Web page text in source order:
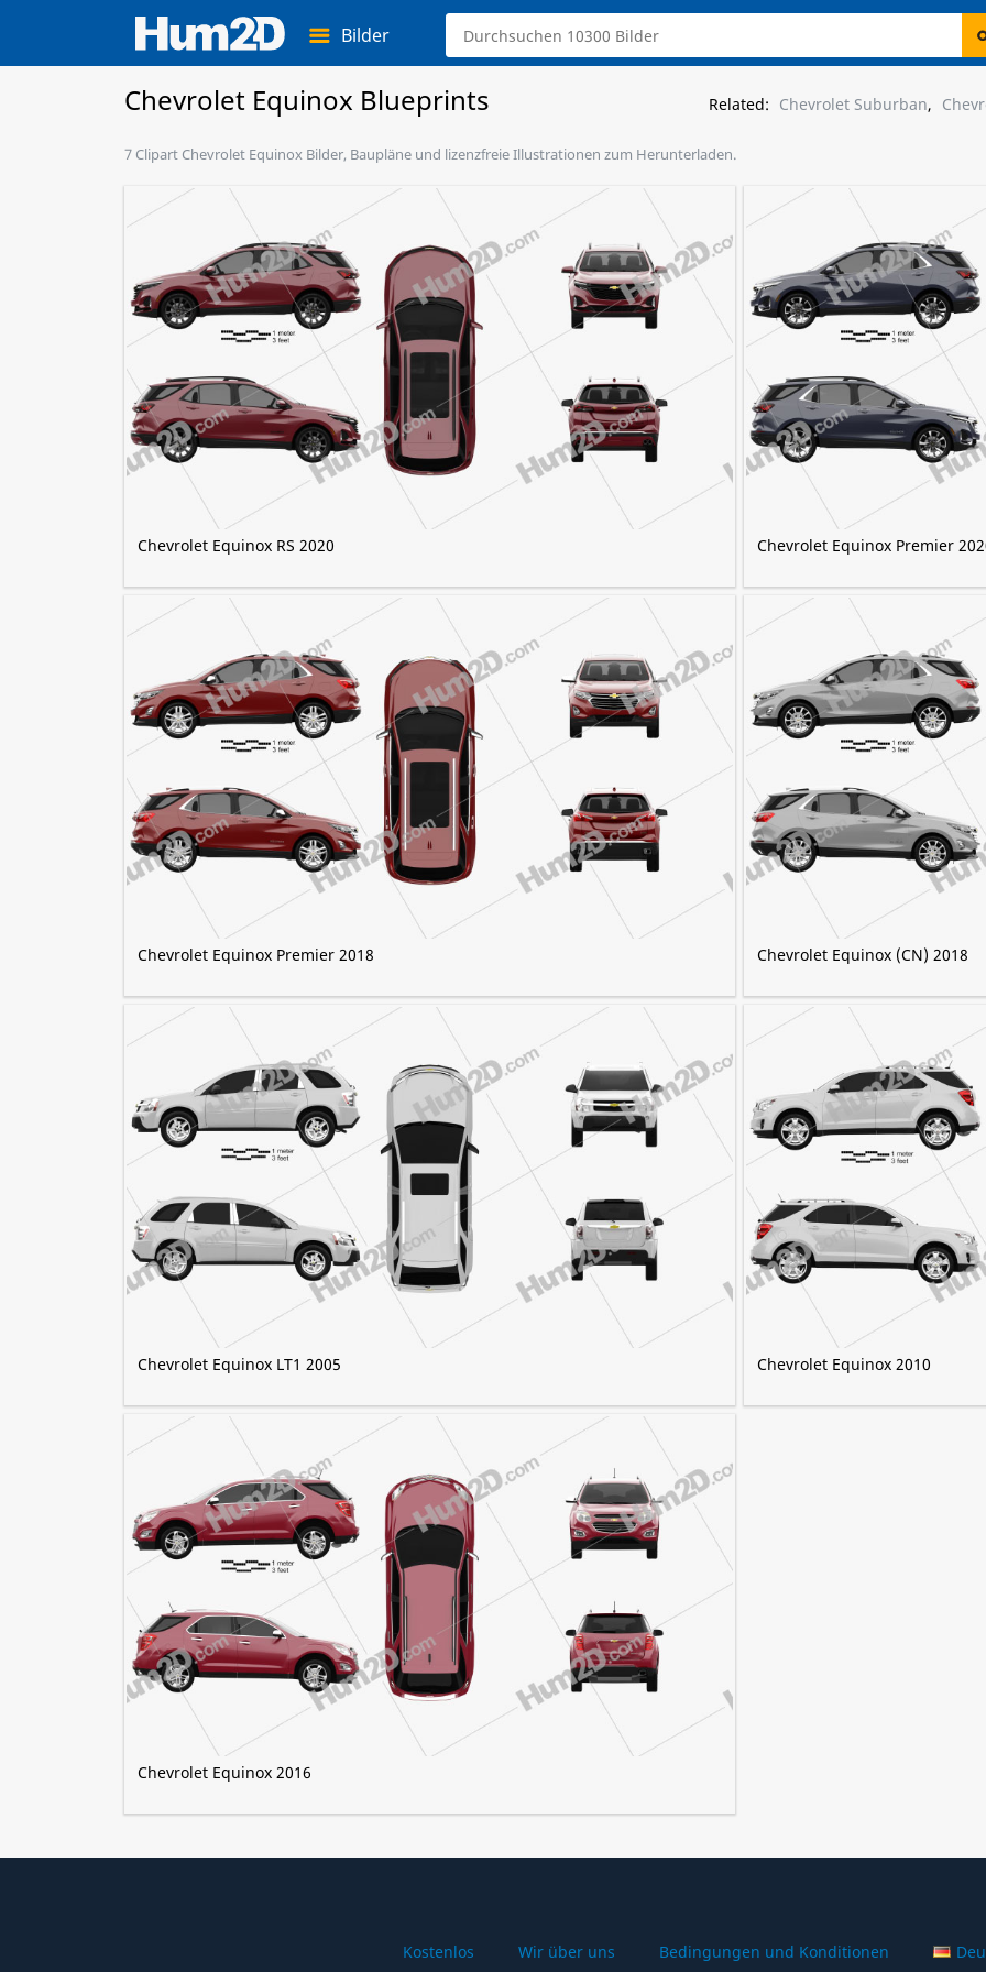
Bilder
Chevrolet Equinox Blueprints Related: Chevrolet Suburban,
7 Clipart Chevrolet Equinox Bilder, Baupläne und lizenzfreie Illustrationen zum Herunterladen.
Chevrolet Equinox RS 2020 Chevrolet Equinox Premier
Chevrolet Equinox Premier 2018 Chevrolet Equinox (CN) 2018
Chevrolet Equinox LT1 2005 Chevrolet Equinox 2010
Chevrolet Equinox 2016
Kostenlos Wir über uns Bedingungen und Konditionen